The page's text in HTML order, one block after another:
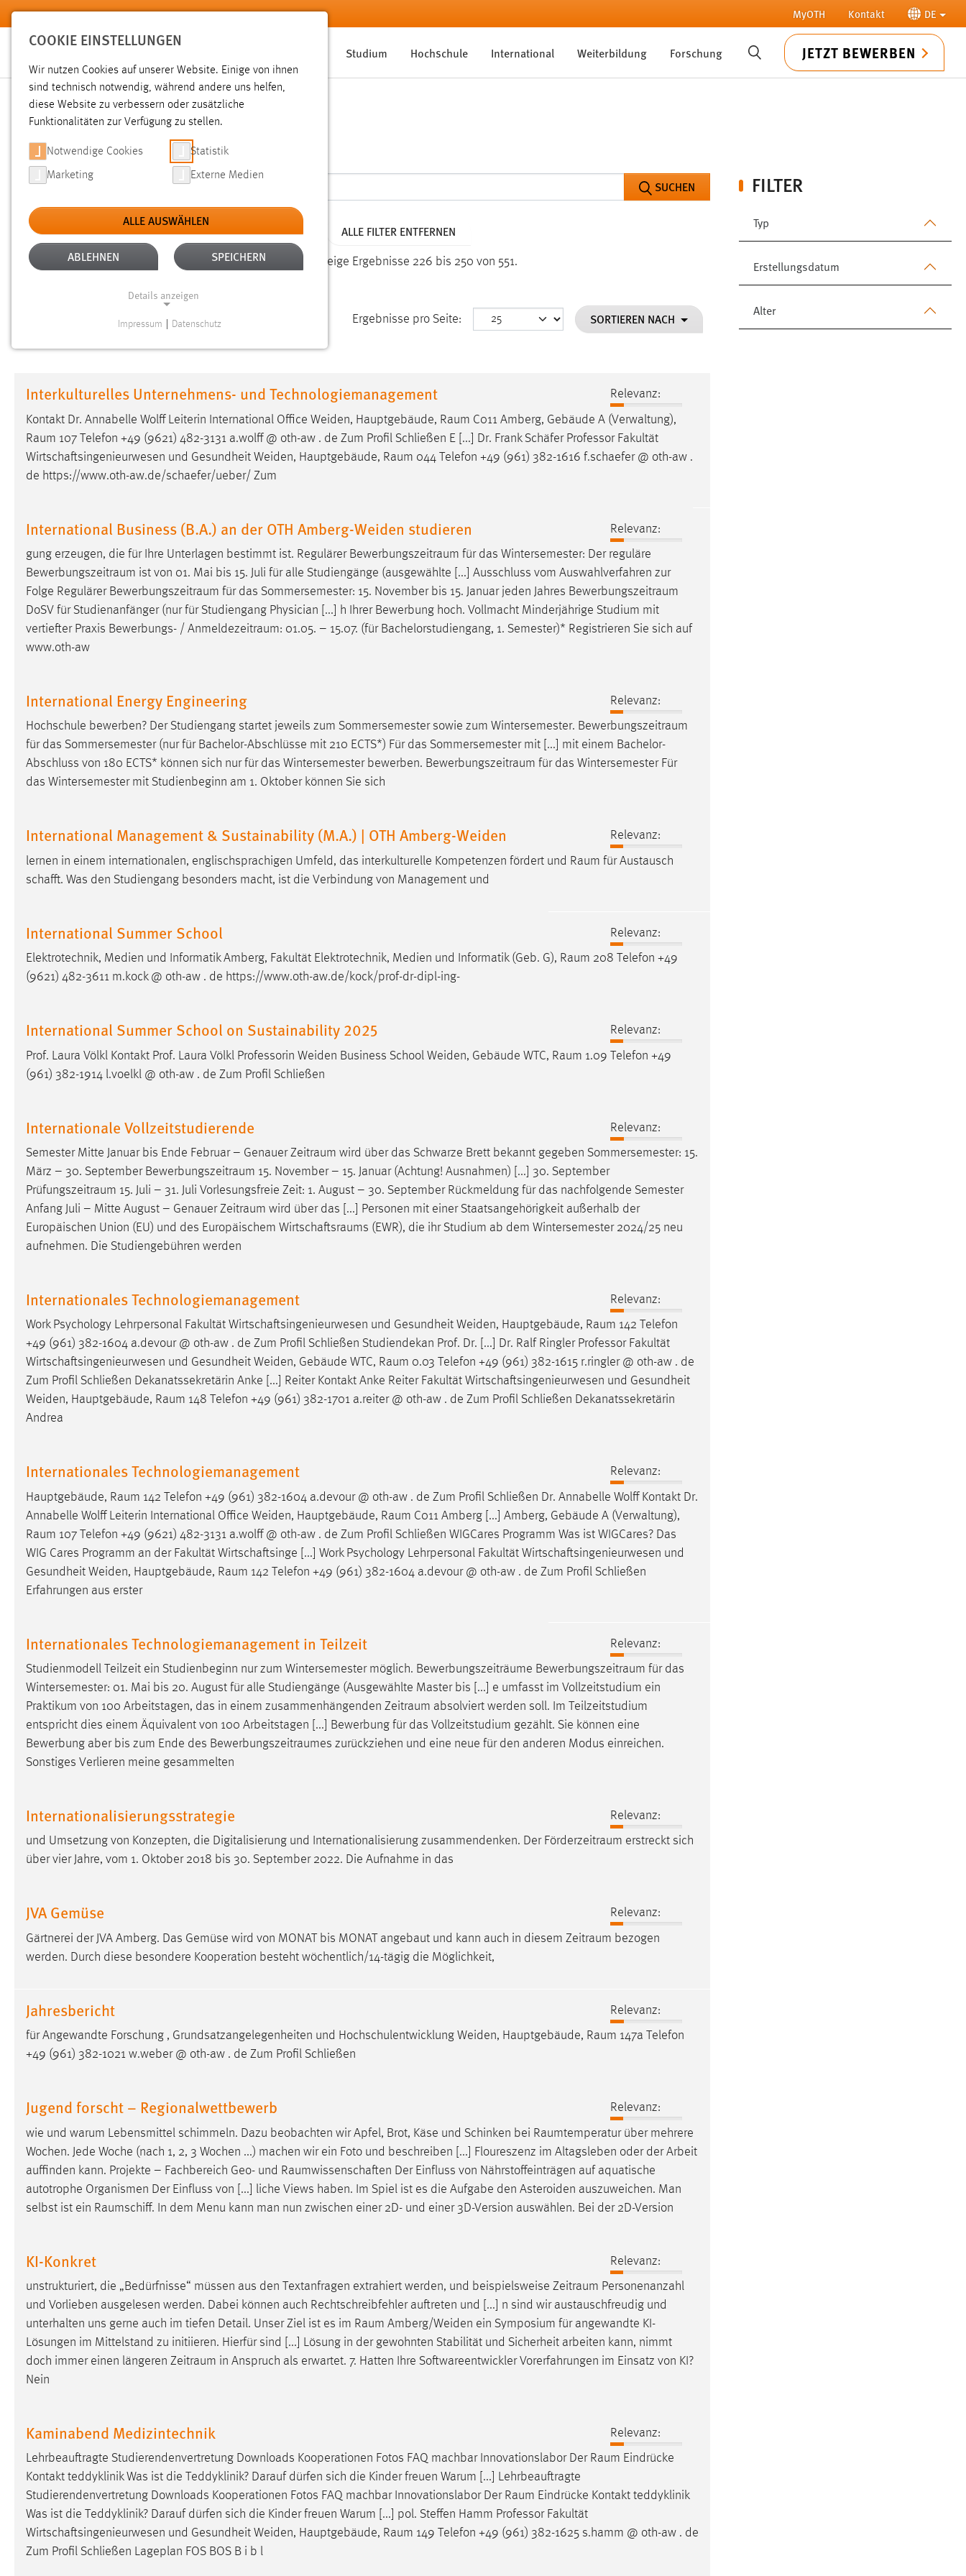
Zum Hauptinhalt springen MyOTH Kontakt DE
Studium Hochschule International Weiterbildung Forschung SUCHE JETZT BEWERBEN
SUCHE
FILTER
Typ
Erstellungsdatum
Alter
SUCHEN
Aktive Filter: TYP: SEITEN ALTER: ÜBER EIN JAHR ALLE FILTER ENTFERNEN
Gesucht nach "raum". Es wurden 551 Ergebnisse gefunden. Zeige Ergebnisse 226 bis 250 von 551.
Ergebnisse pro Seite: SORTIEREN NACH
Interkulturelles Unternehmens- und Technologiemanagement
Relevanz:
Kontakt Dr. Annabelle Wolff Leiterin International Office Weiden, Hauptgebäude, Raum C011 Amberg, Gebäude A (Verwaltung),
Raum 107 Telefon +49 (9621) 482-3131 a.wolff @ oth-aw . de Zum Profil Schließen E [...] Dr. Frank Schäfer Professor Fakultät
Wirtschaftsingenieurwesen und Gesundheit Weiden, Hauptgebäude, Raum 044 Telefon +49 (961) 382-1616 f.schaefer @ oth-aw .
de https://www.oth-aw.de/schaefer/ueber/ Zum
International Business (B.A.) an der OTH Amberg-Weiden studieren
Relevanz:
gung erzeugen, die für Ihre Unterlagen bestimmt ist. Regulärer Bewerbungszeitraum für das Wintersemester: Der reguläre
Bewerbungszeitraum ist von 01. Mai bis 15. Juli für alle Studiengänge (ausgewählte [...] Ausschluss vom Auswahlverfahren zur
Folge Regulärer Bewerbungszeitraum für das Sommersemester: 15. November bis 15. Januar jeden Jahres Bewerbungszeitraum
DoSV für Studienanfänger (nur für Studiengang Physician [...] h Ihrer Bewerbung hoch. Vollmacht Minderjährige Studium mit
vertiefter Praxis Bewerbungs- / Anmeldezeitraum: 01.05. – 15.07. (für Bachelorstudiengang, 1. Semester)* Registrieren Sie sich auf
www.oth-aw
International Energy Engineering
Relevanz:
Hochschule bewerben? Der Studiengang startet jeweils zum Sommersemester sowie zum Wintersemester. Bewerbungszeitraum
für das Sommersemester (nur für Bachelor-Abschlüsse mit 210 ECTS*) Für das Sommersemester mit [...] mit einem Bachelor-
Abschluss von 180 ECTS* können sich nur für das Wintersemester bewerben. Bewerbungszeitraum für das Wintersemester Für
das Wintersemester mit Studienbeginn am 1. Oktober können Sie sich
International Management & Sustainability (M.A.) | OTH Amberg-Weiden
Relevanz:
lernen in einem internationalen, englischsprachigen Umfeld, das interkulturelle Kompetenzen fördert und Raum für Austausch
schafft. Was den Studiengang besonders macht, ist die Verbindung von Management und
International Summer School
Relevanz:
Elektrotechnik, Medien und Informatik Amberg, Fakultät Elektrotechnik, Medien und Informatik (Geb. G), Raum 208 Telefon +49
(9621) 482-3611 m.kock @ oth-aw . de https://www.oth-aw.de/kock/prof-dr-dipl-ing-
International Summer School on Sustainability 2025
Relevanz:
Prof. Laura Völkl Kontakt Prof. Laura Völkl Professorin Weiden Business School Weiden, Gebäude WTC, Raum 1.09 Telefon +49
(961) 382-1914 l.voelkl @ oth-aw . de Zum Profil Schließen
Internationale Vollzeitstudierende
Relevanz:
Semester Mitte Januar bis Ende Februar – GenauerZeitraum wird über das Schwarze Brett bekannt gegeben Sommersemester: 15.
März – 30. September Bewerbungszeitraum 15. November – 15. Januar (Achtung! Ausnahmen) [...] 30. September
Prüfungszeitraum 15. Juli – 31. Juli Vorlesungsfreie Zeit: 1. August – 30. September Rückmeldung für das nachfolgende Semester
Anfang Juli – Mitte August – GenauerZeitraum wird über das [...] Personen mit einer Staatsangehörigkeit außerhalb der
Europäischen Union (EU) und des Europäischem Wirtschaftsraums (EWR), die ihr Studium ab dem Wintersemester 2024/25 neu
aufnehmen. Die Studiengebühren werden
Internationales Technologiemanagement
Relevanz:
Work Psychology Lehrpersonal Fakultät Wirtschaftsingenieurwesen und Gesundheit Weiden, Hauptgebäude, Raum 142 Telefon
+49 (961) 382-1604 a.devour @ oth-aw . de Zum Profil Schließen Studiendekan Prof. Dr. [...] Dr. Ralf Ringler Professor Fakultät
Wirtschaftsingenieurwesen und Gesundheit Weiden, Gebäude WTC, Raum 0.03 Telefon +49 (961) 382-1615 r.ringler @ oth-aw . de
Zum Profil Schließen Dekanatssekretärin Anke [...] Reiter Kontakt Anke Reiter Fakultät Wirtschaftsingenieurwesen und Gesundheit
Weiden, Hauptgebäude, Raum 148 Telefon +49 (961) 382-1701 a.reiter @ oth-aw . de Zum Profil Schließen Dekanatssekretärin
Andrea
Internationales Technologiemanagement
Relevanz:
Hauptgebäude, Raum 142 Telefon +49 (961) 382-1604 a.devour @ oth-aw . de Zum Profil Schließen Dr. Annabelle Wolff Kontakt Dr.
Annabelle Wolff Leiterin International Office Weiden, Hauptgebäude, Raum C011 Amberg [...] Amberg, Gebäude A (Verwaltung),
Raum 107 Telefon +49 (9621) 482-3131 a.wolff @ oth-aw . de Zum Profil Schließen WIGCares Programm Was ist WIGCares? Das
WIG Cares Programm an der Fakultät Wirtschaftsinge [...] Work Psychology Lehrpersonal Fakultät Wirtschaftsingenieurwesen und
Gesundheit Weiden, Hauptgebäude, Raum 142 Telefon +49 (961) 382-1604 a.devour @ oth-aw . de Zum Profil Schließen
Erfahrungen aus erster
Internationales Technologiemanagement in Teilzeit
Relevanz:
Studienmodell Teilzeit ein Studienbeginn nur zum Wintersemester möglich. Bewerbungszeiträume Bewerbungszeitraum für das
Wintersemester: 01. Mai bis 20. August für alle Studiengänge (Ausgewählte Master bis [...] e umfasst im Vollzeitstudium ein
Praktikum von 100 Arbeitstagen, das in einem zusammenhängenden Zeitraum absolviert werden soll. Im Teilzeitstudium
entspricht dies einem Äquivalent von 100 Arbeitstagen [...] Bewerbung für das Vollzeitstudium gezählt. Sie können eine
Bewerbung aber bis zum Ende des Bewerbungszeitraumes zurückziehen und eine neue für den anderen Modus einreichen.
Sonstiges Verlieren meine gesammelten
Internationalisierungsstrategie
Relevanz:
und Umsetzung von Konzepten, die Digitalisierung und Internationalisierung zusammendenken. Der Förderzeitraum erstreckt sich
über vier Jahre, vom 1. Oktober 2018 bis 30. September 2022. Die Aufnahme in das
JVA Gemüse
Relevanz:
Gärtnerei der JVA Amberg. Das Gemüse wird von MONAT bis MONAT angebaut und kann auch in diesem Zeitraum bezogen
werden. Durch diese besondere Kooperation besteht wöchentlich/14-tägig die Möglichkeit,
Jahresbericht
Relevanz:
für Angewandte Forschung , Grundsatzangelegenheiten und Hochschulentwicklung Weiden, Hauptgebäude, Raum 147a Telefon
+49 (961) 382-1021 w.weber @ oth-aw . de Zum Profil Schließen
Jugend forscht – Regionalwettbewerb
Relevanz:
wie und warum Lebensmittel schimmeln. Dazu beobachten wir Apfel, Brot, Käse und Schinken bei Raumtemperaturüber mehrere
Wochen. Jede Woche (nach 1, 2, 3 Wochen ...) machen wir ein Foto und beschreiben [...] Floureszenz im Altagsleben oder der Arbeit
auffinden kann. Projekte – Fachbereich Geo- und Raumwissenschaften Der Einfluss von Nährstoffeinträgen auf aquatische
autotrophe Organismen Der Einfluss von [...] liche Views haben. Im Spiel ist es die Aufgabe den Asteroiden auszuweichen. Man
selbst ist ein Raumschiff. In dem Menu kann man nun zwischen einer 2D- und einer 3D-Version auswählen. Bei der 2D-Version
KI-Konkret
Relevanz:
unstrukturiert, die „Bedürfnisse“ müssen aus den Textanfragen extrahiert werden, und beispielsweise Zeitraum Personenanzahl
und Vorlieben ausgelesen werden. Dabei können auch Rechtschreibfehler auftreten und [...] n sind wir austauschfreudig und
unterhalten uns gerne auch im tiefen Detail. Unser Ziel ist es im Raum Amberg/Weiden ein Symposium für angewandte KI-
Lösungen im Mittelstand zu initiieren. Hierfür sind [...] Lösung in der gewohnten Stabilität und Sicherheit arbeiten kann, nimmt
doch immer einen längeren Zeitraum in Anspruch als erwartet. 7. Hatten Ihre Softwareentwickler Vorerfahrungen im Einsatz von KI?
Nein
Kaminabend Medizintechnik
Relevanz:
Lehrbeauftragte Studierendenvertretung Downloads Kooperationen Fotos FAQ machbar Innovationslabor Der Raum Eindrücke
Kontakt teddyklinik Was ist die Teddyklinik? Darauf dürfen sich die Kinder freuen Warum [...] Lehrbeauftragte
Studierendenvertretung Downloads Kooperationen Fotos FAQ machbar Innovationslabor Der Raum Eindrücke Kontakt teddyklinik
Was ist die Teddyklinik? Darauf dürfen sich die Kinder freuen Warum [...] pol. Steffen Hamm Professor Fakultät
Wirtschaftsingenieurwesen und Gesundheit Weiden, Hauptgebäude, Raum 149 Telefon +49 (961) 382-1625 s.hamm @ oth-aw . de
Zum Profil Schließen Lageplan FOS BOS B i b l
COOKIE EINSTELLUNGEN
Wir nutzen Cookies auf unserer Website. Einige von ihnen
sind technisch notwendig, während andere uns helfen,
diese Website zu verbessern oder zusätzliche
Funktionalitäten zur Verfügung zu stellen.
Notwendige Cookies Statistik
Marketing Externe Medien
ALLE AUSWÄHLEN
ABLEHNEN SPEICHERN
Details anzeigen
Website erforderlich.
Einverständnis
Name: cookie_consent
Zweck:
Dieser Cookie speichert die
Performance
Name: staticfilecache
Zweck:
Name: site-language-preference
Zweck:
Das Cookie speichert die gewählte
Sprache der Website.
Chat
Name:
MibewSessionID, MIBEW_UserID,
Zweck:
Wird benötigt um die Chatfunktion
nutzen zu können.
Cookie Laufzeit: MibewSessionID, mibew-chat-frame-
Jahre, MIBEW_UserID = 1 Jahr
Login
Zweck:
Dieser Cookie ist notwendig um sich an
Cookie Laufzeit: 24 Stunden
STATISTIK
Statistik Cookies erfassen Informationen anonym.
Matomo
Name: _pk_ref, _pk_cvar, _pk_id, _pk_ses
Zweck: Zugriffsstatistik
Cookie Laufzeit: Max. 13 Monate
MARKETING
Marketing Cookies werden von Drittanbietern
verwendet, um personalisierte Werbung anzuzeigen.
Sie tun dies, indem sie Besucher über Websites
hinweg verfolgen.
Google Ads
Name: _gcl_au
Zweck: Conversion-Tracking
Facebook Pixel
Name: _fbp
Cookie Laufzeit:
Um Inhalte von Videoplattformen und Social Media
externen Medien Cookies gesetzt.
Impressum Datenschutz